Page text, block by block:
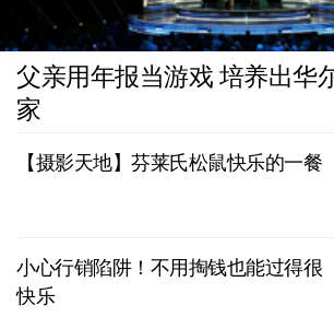
父亲用年报当游戏 培养出华
家
【摄影天地】芬莱氏松鼠快乐的一餐
小心行销陷阱！不用掏钱也能过得很
快乐